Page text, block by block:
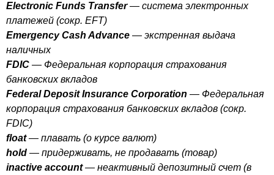
Electronic Funds Transfer— система электронных
платежей (сокр. EFT)
Emergency Cash Advance — экстренная выдача
наличных
FDIC — Федеральная корпорация страхования
банковских вкладов
Federal Deposit Insurance Corporation — Федеральная
корпорация страхования банковских вкладов (сокр.
FDIC)
float — плавать (о курсе валют)
hold — придерживать, не продавать (товар)
inactive account — неактивный депозитный счет (в